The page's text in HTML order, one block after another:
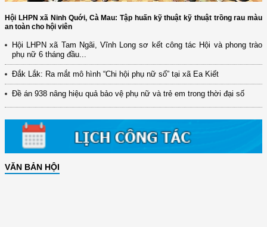
Hội LHPN xã Ninh Quới, Cà Mau: Tập huấn kỹ thuật kỹ thuật trồng rau màu
an toàn cho hội viên
Hội LHPN xã Tam Ngãi, Vĩnh Long sơ kết công tác Hội và phong trào
phụ nữ 6 tháng đầu...
Đắk Lắk: Ra mắt mô hình “Chi hội phụ nữ số” tại xã Ea Kiết
Đề án 938 nâng hiệu quả bảo vệ phụ nữ và trẻ em trong thời đại số
VĂN BẢN HỘI